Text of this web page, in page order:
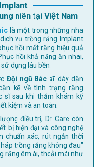
niên tại Việt Nam
là một trong những nha
vụ trồng răng Implant
hồi mất răng hiệu quả
hồi khả năng ăn nhai,
dụng lâu bền.
Đội ngũ Bác sĩdày dặn
kẽ về tình trạng răng
sĩ sau khi thăm khám kỹ
kiệm và an toàn.
bị hiện đại và công nghệ
chuẩn xác, rút ngắn thời
trồng răng không đau"
răng êm ái, thoải mái như